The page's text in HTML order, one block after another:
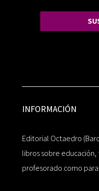
INFORMACIÓN
Editorial Octaedro
libros sobre
profesorado como